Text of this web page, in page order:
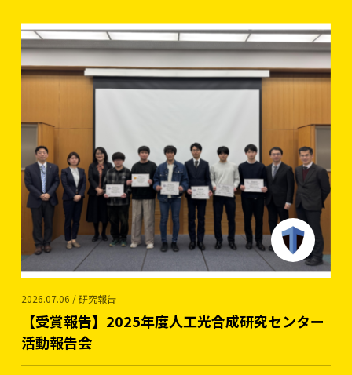
2026.07.06 / 研究報告
【受賞報告】2025年度人工光合成研究センター
活動報告会